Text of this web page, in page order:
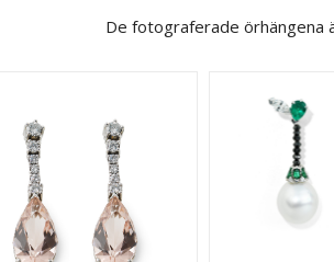
De fotograferade örhängena